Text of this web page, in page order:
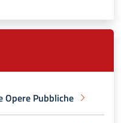
Opere Pubbliche